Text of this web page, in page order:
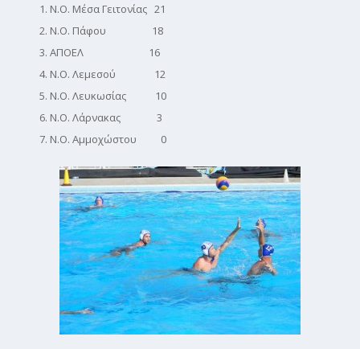
Ν.Ο. Μέσα Γειτονίας 21
Ν.Ο. Πάφου 18
ΑΠΟΕΛ 16
Ν.Ο. Λεμεσού 12
Ν.Ο. Λευκωσίας 10
Ν.Ο. Λάρνακας 3
Ν.Ο. Αμμοχώστου 0